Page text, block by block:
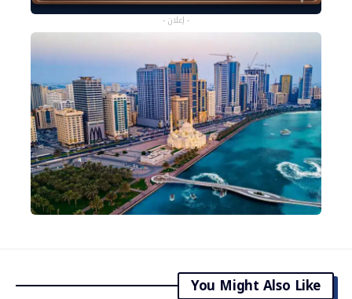
- إعلان -
You Might Also Like